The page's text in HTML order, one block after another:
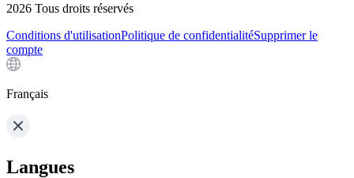
2026 Tous droits réservés
Conditions d'utilisationPolitique de confidentialitéSupprimer le
compte
Français
Langues